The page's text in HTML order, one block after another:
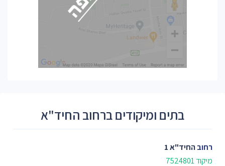
בתים ומיקודים ברחוב החיד"א
רחובהחיד"א 1
מיקוד 7524801